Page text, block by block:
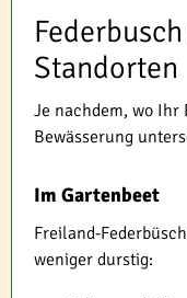
Standorten
Je nachdem, wo Ihr
Bewässerung
Im Gartenbeet
Freiland-
weniger durstig: